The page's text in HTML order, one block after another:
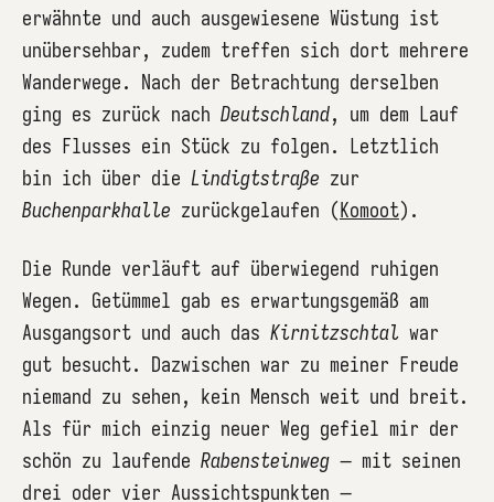
erwähnte und auch ausgewiesene Wüstung ist
unübersehbar, zudem treffen sich dort mehrere
Wanderwege. Nach der Betrachtung derselben
ging es zurück nach Deutschland, um dem Lauf
des Flusses ein Stück zu folgen. Letztlich
bin ich über die Lindigtstraße zur
Buchenparkhalle zurückgelaufen (Komoot).
Die Runde verläuft auf überwiegend ruhigen
Wegen. Getümmel gab es erwartungsgemäß am
Ausgangsort und auch das Kirnitzschtal war
gut besucht. Dazwischen war zu meiner Freude
niemand zu sehen, kein Mensch weit und breit.
Als für mich einzig neuer Weg gefiel mir der
schön zu laufende Rabensteinweg – mit seinen
drei oder vier Aussichtspunkten –